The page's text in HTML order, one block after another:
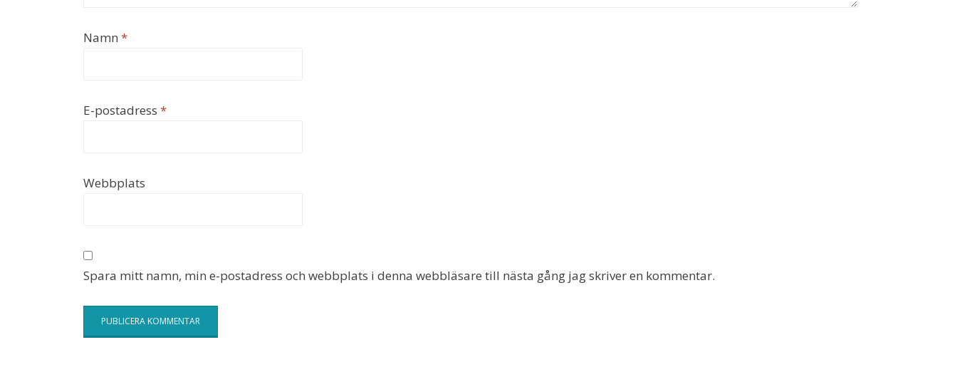
Namn *
E-postadress *
Webbplats
Spara mitt namn, min e-postadress och webbplats i denna webbläsare till nästa gång jag skriver en kommentar.